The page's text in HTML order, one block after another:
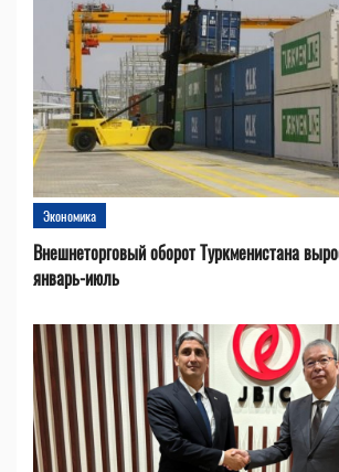
Экономика
Внешнеторговый оборот Туркменистана
январь-июль